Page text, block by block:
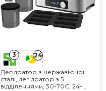
3 24
Дегідратор з нержавіючої
сталі, дегідратор з 5
відділеннями, 30-70C, 24-